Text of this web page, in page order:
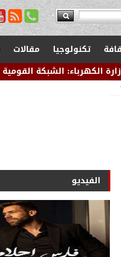
تكنولوجيا مقالات
القومية آمنة ومستقرة
الفيديو